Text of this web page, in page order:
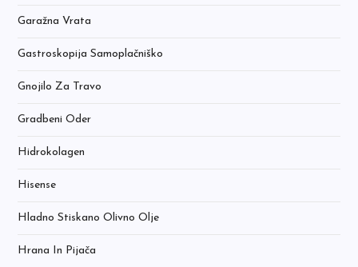
Garažna Vrata
Gastroskopija Samoplačniško
Gnojilo Za Travo
Gradbeni Oder
Hidrokolagen
Hisense
Hladno Stiskano Olivno Olje
Hrana In Pijača